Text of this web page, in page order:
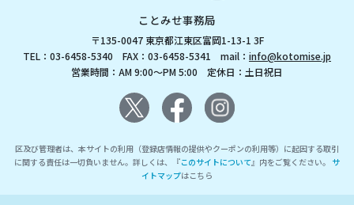
ことみせ事務局
〒135-0047 東京都江東区富岡1-13-1 3F
TEL：03-6458-5340 FAX：03-6458-5341 mail： info@kotomise.jp
営業時間：AM 9:00～PM 5:00 定休日：土日祝日
区及び管理者は、本サイトの利用（登録店情報の提供やクーポンの利用等）に起因する取引
に関する責任は一切負いません。詳しくは、『このサイトについて』内をご覧ください。 サ
イトマップはこちら